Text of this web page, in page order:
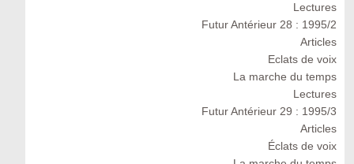
Lectures
Futur Antérieur 28 : 1995/2
Articles
Eclats de voix
La marche du temps
Lectures
Futur Antérieur 29 : 1995/3
Articles
Éclats de voix